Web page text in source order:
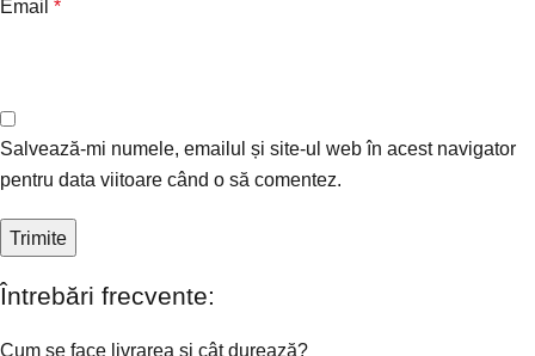
Email *
Salvează-mi numele, emailul și site-ul web în acest navigator
pentru data viitoare când o să comentez.
Întrebări frecvente:
Cum se face livrarea și cât durează?